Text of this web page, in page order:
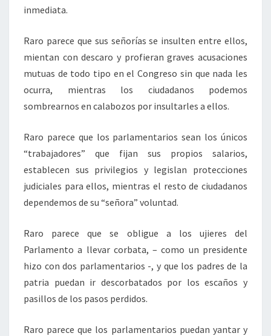
inmediata.
Raro parece que sus señorías se insulten entre ellos,
mientan con descaro y profieran graves acusaciones
mutuas de todo tipo en el Congreso sin que nada les
ocurra, mientras los ciudadanos podemos
sombrearnos en calabozos por insultarles a ellos.
Raro parece que los parlamentarios sean los únicos
“trabajadores” que fijan sus propios salarios,
establecen sus privilegios y legislan protecciones
judiciales para ellos, mientras el resto de ciudadanos
dependemos de su “señora” voluntad.
Raro parece que se obligue a los ujieres del
Parlamento a llevar corbata, – como un presidente
hizo con dos parlamentarios -, y que los padres de la
patria puedan ir descorbatados por los escaños y
pasillos de los pasos perdidos.
Raro parece que los parlamentarios puedan yantar y